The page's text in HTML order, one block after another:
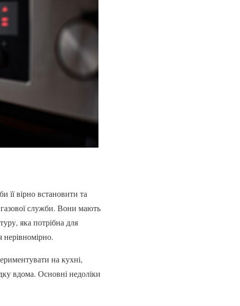
її вірно встановити та
газової служби. Вони мають
яка потрібна для
нерівномірно.
на кухні,
вдома. Основні недоліки